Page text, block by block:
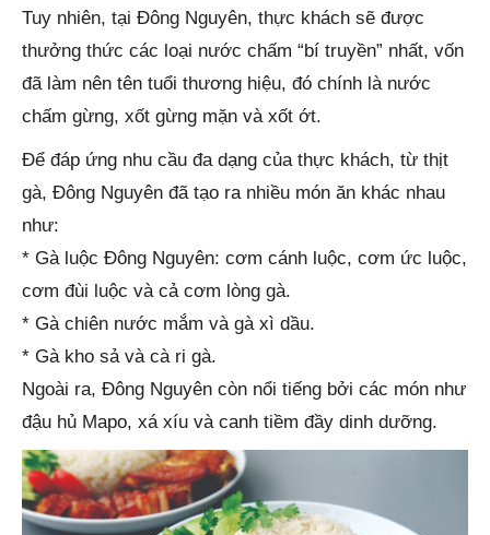
Tuy nhiên, tại Đông Nguyên, thực khách sẽ được
thưởng thức các loại nước chấm “bí truyền” nhất, vốn
đã làm nên tên tuổi thương hiệu, đó chính là nước
chấm gừng, xốt gừng mặn và xốt ớt.
Để đáp ứng nhu cầu đa dạng của thực khách, từ thịt
gà, Đông Nguyên đã tạo ra nhiều món ăn khác nhau
như:
* Gà luộc Đông Nguyên: cơm cánh luộc, cơm ức luộc,
cơm đùi luộc và cả cơm lòng gà.
* Gà chiên nước mắm và gà xì dầu.
* Gà kho sả và cà ri gà.
Ngoài ra, Đông Nguyên còn nổi tiếng bởi các món như
đậu hủ Mapo, xá xíu và canh tiềm đầy dinh dưỡng.